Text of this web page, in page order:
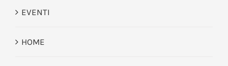
EVENTI
HOME